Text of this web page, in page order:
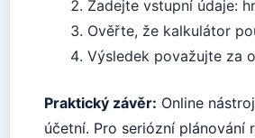
Zadejte vstupní údaje:
Ověřte, že kalkulátor
Výsledek považujte za
Praktický závěr: Online
účetní. Pro seriózní